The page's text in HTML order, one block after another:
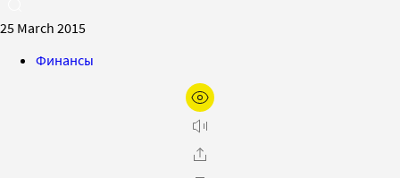
25 March 2015
Финансы